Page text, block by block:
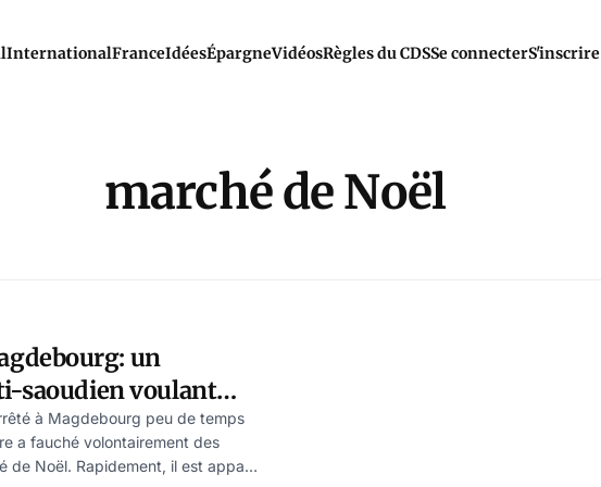
InternationalFranceIdéesÉpargneVidéosRègles du CDSSe connecterS'inscrire
marché de Noël
un
saoudien voulant
pour son
à Magdebourg peu de temps
a fauché volontairement des
de Noël. Rapidement, il est apparu